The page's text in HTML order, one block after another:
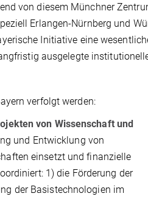
von diesem Münchner
Erlangen-Nürnberg und
Initiative eine
ausgelegte
verfolgt werden:
von Wissenschaft und
und Entwicklung von
einsetzt und finanzielle
1) die Förderung der
der Basistechnologien im